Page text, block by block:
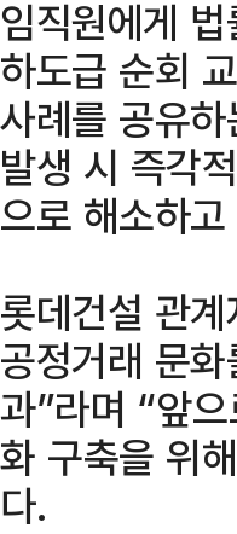
임직원에게
하도급 순회
사례를 공유
발생 시 즉각
으로 해소하
롯데건설 관
공정거래 문
과”라며 “앞
화 구축을 위
다.